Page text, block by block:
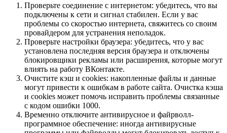
Проверьте соединение с интернетом: убедитесь, что вы
подключены к сети и сигнал стабилен. Если у вас
проблемы со скоростью интернета, свяжитесь со своим
провайдером для устранения неполадок.
Проверьте настройки браузера: убедитесь, что у вас
установлена последняя версия браузера и отключены
блокировщики рекламы или расширения, которые могут
влиять на работу ВКонтакте.
Очистите кэш и cookies: накопленные файлы и данные
могут привести к ошибкам в работе сайта. Очистка кэша
и cookies может помочь исправить проблемы связанные
с кодом ошибки 1000.
Временно отключите антивирусное и файрволл-
программное обеспечение: иногда антивирусные